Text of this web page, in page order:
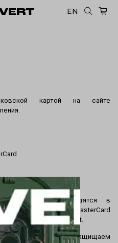
EN
картой на сайте
картами проводятся в
VISA International, MasterCard
MirAccept.
платежей и надежно защищаем